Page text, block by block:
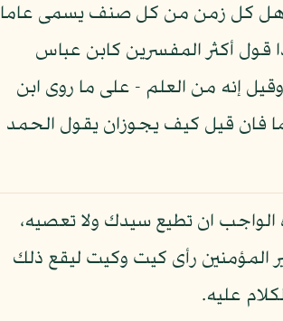
كل زمن من كل صنف يسمى عاما
فخندف ( 8 ) هامة هذا العالم وهذا قول أكثر المفسرين كابن عباس
إنه من العلم - على ما روى ابن
فان قيل كيف يجوزان يقول الحمد
الواجب ان تطيع سيدك ولا تعصيه،
المؤمنين رأى كيت وكيت ليقع ذلك
عليه.